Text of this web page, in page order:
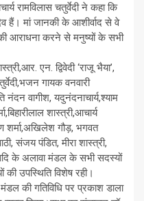
रामविलास चतुर्वेदी ने कहा कि
हैं। मां जानकी के आशीर्वाद से वे
आराधना करने से मनुष्यों के सभी
एन. द्विवेदी ‘राजू भैया’,
गायक वनवारी
नंदन वागीश, यदुनंदनाचार्य,श्याम
शास्त्री,आचार्य
शर्मा,अखिलेश गौड़, भगवत
संजय पंडित, मीरा शास्त्री,
आदि के अलावा मंडल के सभी सदस्यों
की उपस्थिति विशेष रही।
की गतिविधि पर प्रकाश डाला